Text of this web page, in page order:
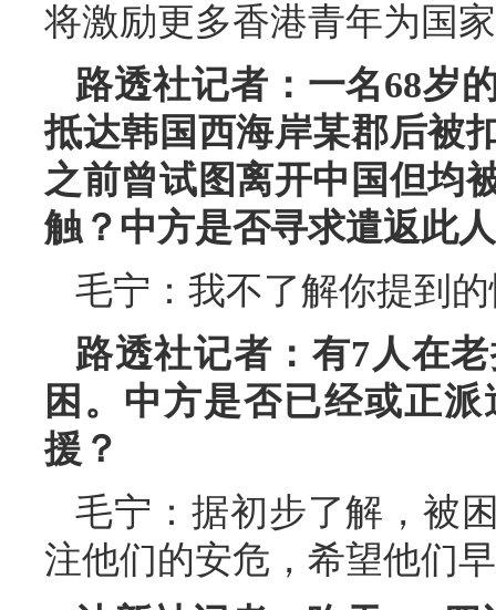
将激励更多香港青年为国
路透社记者：一名68岁
抵达韩国西海岸某郡后被
之前曾试图离开中国但均
触？中方是否寻求遣返此
毛宁：我不了解你提到
路透社记者：有7人在
困。中方是否已经或正
援？
毛宁：据初步了解，被
注他们的安危，希望他们